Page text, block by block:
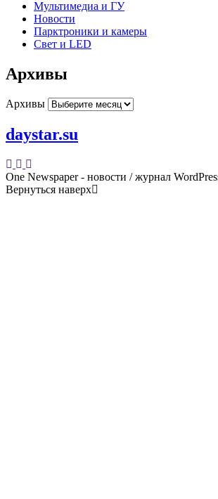
Мультимедиа и ГУ
Новости
Парктроники и камеры
Свет и LED
Архивы
Архивы
daystar.su
One Newspaper - новости / журнал
Вернуться наверх